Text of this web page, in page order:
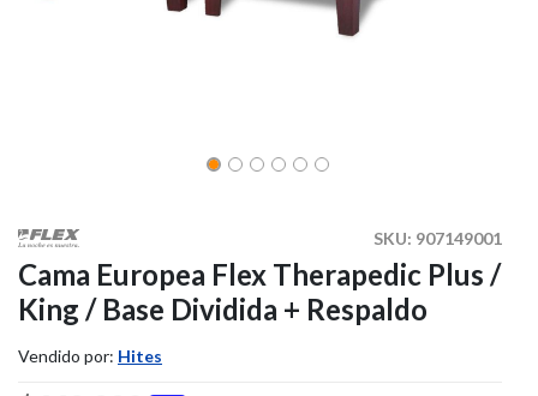
SKU: 907149001
Cama Europea Flex Therapedic Plus /
King / Base Dividida + Respaldo
Vendido por: Hites